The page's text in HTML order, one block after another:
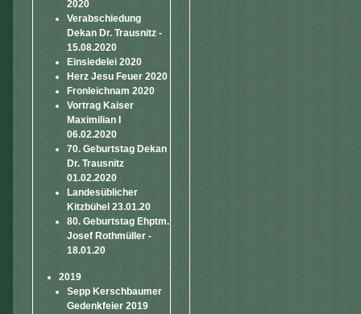
2020
Verabschiedung
Dekan Dr. Trausnitz -
15.08.2020
Einsiedelei 2020
Herz Jesu Feuer 2020
Fronleichnam 2020
Vortrag Kaiser
Maximilian I
06.02.2020
70. Geburtstag Dekan
Dr. Trausnitz
01.02.2020
Landesüblicher
Kitzbühel 23.01.20
80. Geburtstag Ehptm.
Josef Rothmüller -
18.01.20
2019
Sepp Kerschbaumer
Gedenkfeier 2019